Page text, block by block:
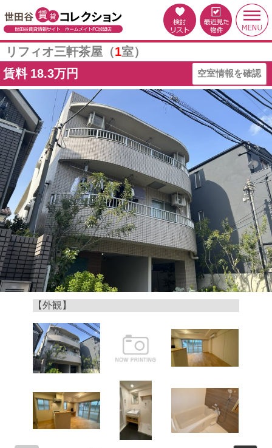
リフィオ三軒茶屋（1室）
賃料 18.3万円 空室情報を確認
【外観】